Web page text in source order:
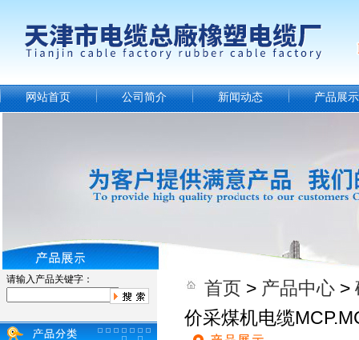
网站首页 公司简介 新闻动态 产品展示
请输入产品关键字： 首页 > 产品中心 >
价采煤机电缆